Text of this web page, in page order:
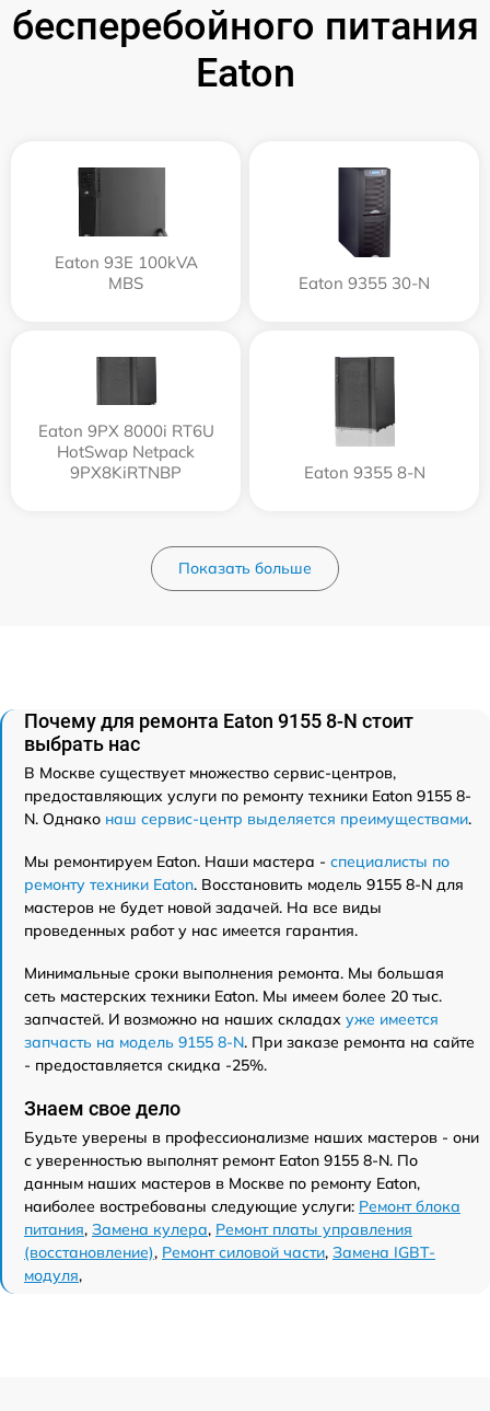
бесперебойного питания
Eaton
Eaton 93E 100kVA
MBS
Eaton 9355 30-N
Eaton 9PX 8000i RT6U
HotSwap Netpack
9PX8KiRTNBP
Eaton 9355 8-N
Показать больше
Почему для ремонта Eaton 9155 8-N стоит
выбрать нас
В Москве существует множество сервис-центров,
предоставляющих услуги по ремонту техники Eaton 9155 8-
N. Однако наш сервис-центр выделяется преимуществами.
Мы ремонтируем Eaton. Наши мастера - специалисты по
ремонту техники Eaton. Восстановить модель 9155 8-N для
мастеров не будет новой задачей. На все виды
проведенных работ у нас имеется гарантия.
Минимальные сроки выполнения ремонта. Мы большая
сеть мастерских техники Eaton. Мы имеем более 20 тыс.
запчастей. И возможно на наших складах уже имеется
запчасть на модель 9155 8-N. При заказе ремонта на сайте
- предоставляется скидка -25%.
Знаем свое дело
Будьте уверены в профессионализме наших мастеров - они
с уверенностью выполнят ремонт Eaton 9155 8-N. По
данным наших мастеров в Москве по ремонту Eaton,
наиболее востребованы следующие услуги: Ремонт блока
питания, Замена кулера, Ремонт платы управления
(восстановление), Ремонт силовой части, Замена IGBT-
модуля,